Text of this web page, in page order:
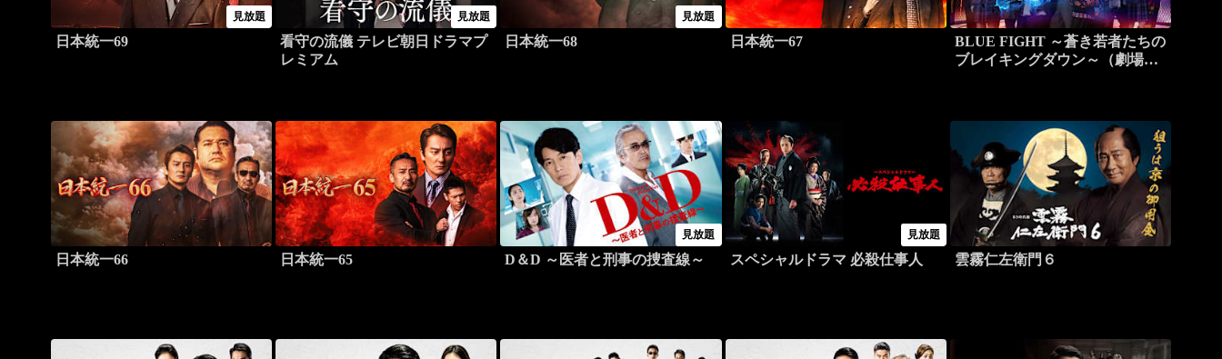
見放題
日本統一69
見放題
看守の流儀 テレビ朝日ドラマプ
レミアム
見放題
日本統一68 日本統一67
BLUE FIGHT ～蒼き若者たちの
ブレイキングダウン～（劇場公
日本統一66 日本統一65
見放題
D＆D ～医者と刑事の捜査線～
見放題
スペシャルドラマ 必殺仕事人 雲霧仁左衛門６